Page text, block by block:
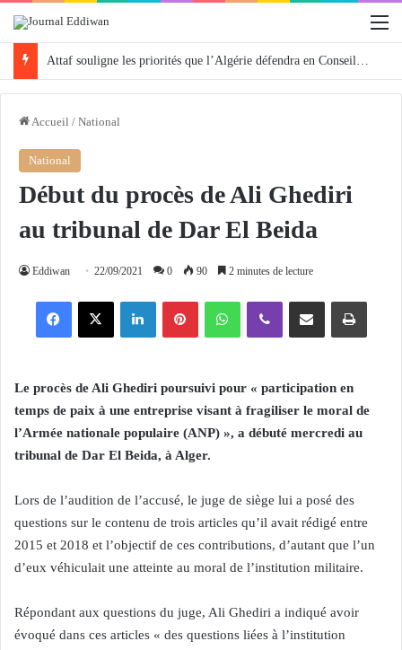
Attaf souligne les priorités que l’Algérie défendra en Conseil de sécurité « avec rigueur et engagement »
Accueil / National
National
Début du procès de Ali Ghediri
au tribunal de Dar El Beida
Eddiwan 22/09/2021 0 90 2 minutes de lecture
Facebook X Linkedin Pinterest WhatsApp Viber Partager par email Imprimer
Le procès de Ali Ghediri poursuivi pour « participation en
temps de paix à une entreprise visant à fragiliser le moral de
l’Armée nationale populaire (ANP) », a débuté mercredi au
tribunal de Dar El Beida, à Alger.
Lors de l’audition de l’accusé, le juge de siège lui a posé des
questions sur le contenu de trois articles qu’il avait rédigé entre
2015 et 2018 et l’objectif de ces contributions, d’autant que l’un
d’eux véhiculait une atteinte au moral de l’institution militaire.
Répondant aux questions du juge, Ali Ghediri a indiqué avoir
évoqué dans ces articles « des questions liées à l’institution